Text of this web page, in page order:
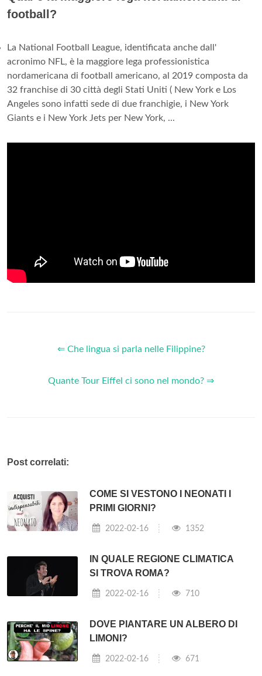
football?
La National Football League, identificata anche dall'
acronimo NFL, è la maggiore lega professionistica
nordamericana di football americano, al 2019 composta da
32 franchise di 30 città degli Stati Uniti ( New York e Los
Angeles sono infatti sede di due franchigie, i New York
Giants e i New York Jets per New York, ...
⇐ Che lingua si parla nelle Filippine?
Quante Tour Eiffel ci sono nel mondo? ⇒
Post correlati:
COME SI VESTONO I NEONATI I
PRIMI GIORNI?
2022-02-16 1352
IN QUALE REGIONE CLIMATICA
SI TROVA ROMA?
2022-02-16 710
DOVE PIANTARE UN ALBERO DI
LIMONI?
2022-02-16 671